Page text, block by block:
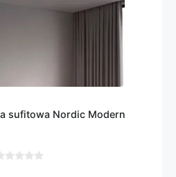
sufitowa Nordic Modern